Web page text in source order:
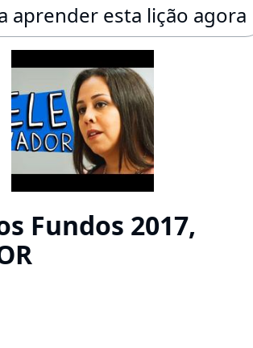
aprender esta lição agora
Fundos 2017,